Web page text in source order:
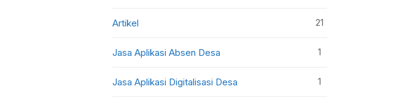
Artikel 21
Jasa Aplikasi Absen Desa 1
Jasa Aplikasi Digitalisasi Desa 1